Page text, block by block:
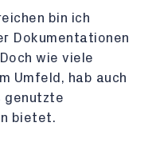
bin ich
Dokumentationen
wie viele
Umfeld, hab auch
genutzte
bietet.